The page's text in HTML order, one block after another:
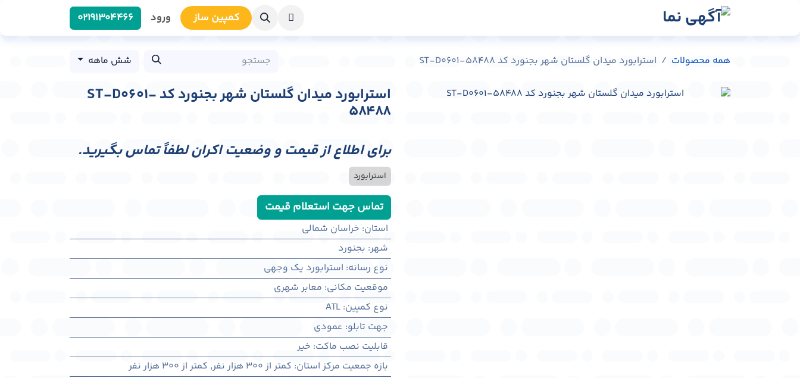
کمپین سا​​ز ورود 0219​1304466
همه محصولات استرابورد میدان گلستان شهر بجنورد کد ST-D0601-58488 شش ماهه
استرابورد میدان گلستان شهر بجنورد کد ST-D0601-
58488
برای اطلاع از قیمت و وضعیت اکران لطفاً تماس بگیرید.
استرابورد
تماس جهت استعلام قیمت
استان: خراسان شمالی
شهر: بجنورد
نوع رسانه: استرابورد یک وجهی
موقعیت مکانی: معابر شهری
نوع کمپین:
ATL
جهت تابلو: عمودی
قابلیت نصب ماکت: خیر
بازه جمعیت مرکز استان: کمتر از ۳۰۰ هزار نفر , کمتر از ۳۰۰ هزار نفر